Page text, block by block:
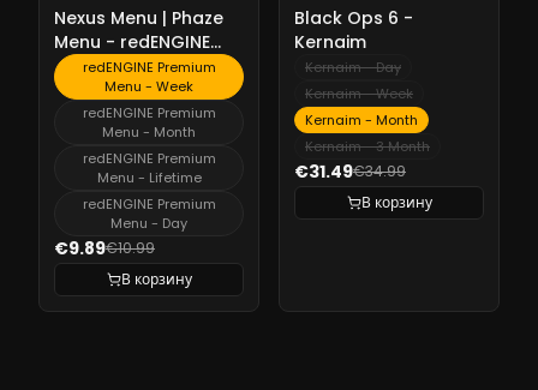
Nexus Menu | Phaze
Menu - redENGINE
Premium Menu
redENGINE Premium
Menu - Week
redENGINE Premium
Menu - Month
redENGINE Premium
Menu - Lifetime
redENGINE Premium
Menu - Day
€9.89€10.99
В корзину
-
Black Ops 6 -
Kernaim
Kernaim - Day
Kernaim - Week
Kernaim - Month
Kernaim - 3 Month
€31.49€34.99
В корзину